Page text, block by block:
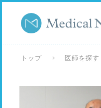
トップ 医師を探す